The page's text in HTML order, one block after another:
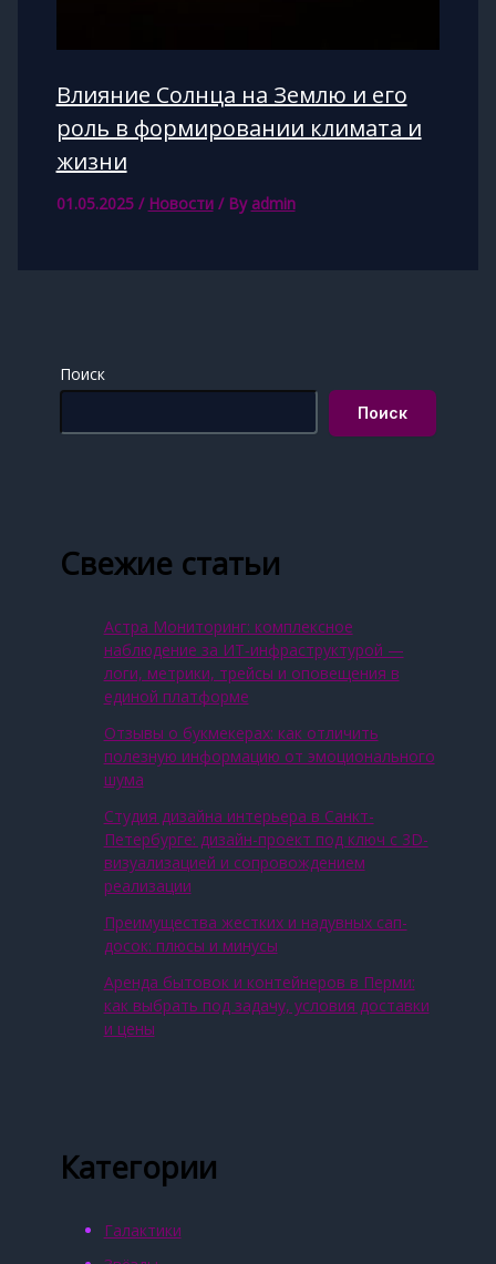
Влияние Солнца на Землю и его
роль в формировании климата и
жизни
01.05.2025 / Новости/ By admin
Поиск
Поиск
Свежие статьи
Астра Мониторинг: комплексное
наблюдение за ИТ‑инфраструктурой —
логи, метрики, трейсы и оповещения в
единой платформе
Отзывы о букмекерах: как отличить
полезную информацию от эмоционального
шума
Студия дизайна интерьера в Санкт-
Петербурге: дизайн-проект под ключ с 3D-
визуализацией и сопровождением
реализации
Преимущества жестких и надувных сап-
досок: плюсы и минусы
Аренда бытовок и контейнеров в Перми:
как выбрать под задачу, условия доставки
и цены
Категории
Галактики